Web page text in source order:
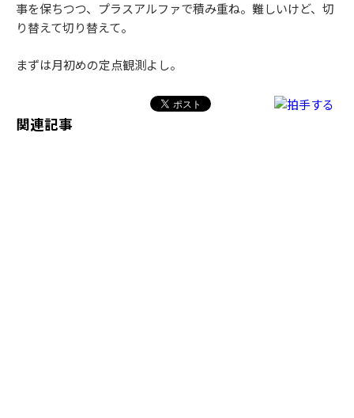
事を保ちつつ、プラスアルファで積み重ね。難しいけど、切
り替えて切り替えて。
まずは月初めの定点観測よし。
関連記事